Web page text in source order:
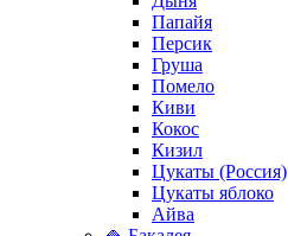
Папайя
Персик
Груша
Помело
Киви
Кокос
Кизил
Цукаты (Россия)
Цукаты яблоко
Айва